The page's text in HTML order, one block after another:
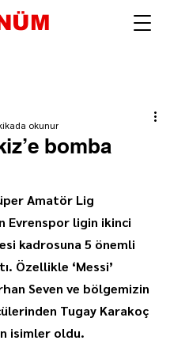
bomba
okunur
Amatör Lig
Evrenspor ligin ikinci
kadrosuna 5 önemli
Özellikle ‘Messi’
Seven ve bölgemizin
Tugay Karakoç
isimler oldu.